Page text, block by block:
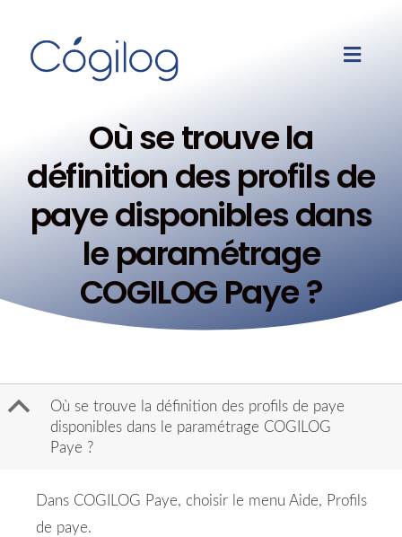
Où se trouve la
définition des profils de
paye disponibles dans
le paramétrage
COGILOG Paye ?
B
Où se trouve la définition des profils de paye
disponibles dans le paramétrage COGILOG
Paye ?
Dans COGILOG Paye, choisir le menu Aide, Profils
de paye.